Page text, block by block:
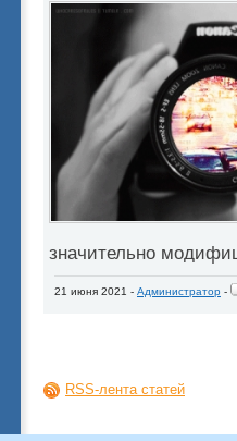
значительно
21 июня 2021 - Администратор -
RSS-лента статей